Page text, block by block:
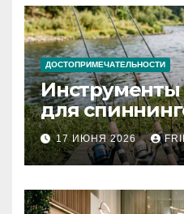
ДОСТОПРИМЕЧАТЕЛЬНОСТИ
Инструменты
для
рыбалки:
типы
17 ИЮНЯ 2026